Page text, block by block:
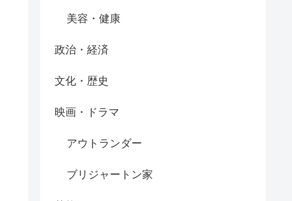
美容・健康
政治・経済
文化・歴史
映画・ドラマ
アウトランダー
ブリジャートン家